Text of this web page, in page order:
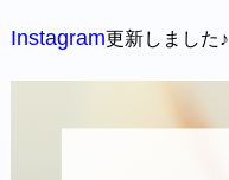
Instagram更新しました♪